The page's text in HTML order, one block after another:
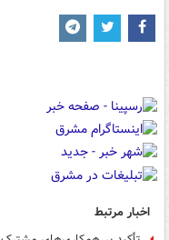
اخبار مرتبط